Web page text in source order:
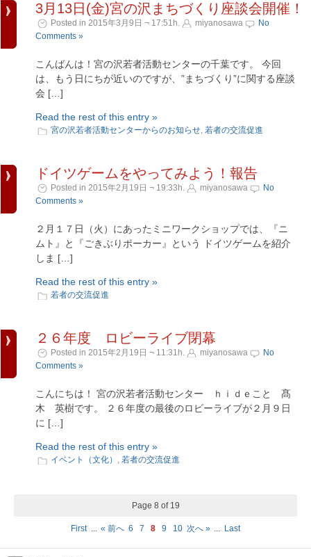
3月13日(金)宮の沢まちづくり座談会開催！
Posted in 2015年3月9日 ¬ 17:51h. miyanosawa
No
Comments »
こんばんは！宮の沢若者活動センターの千葉です。 今回
は、もう日にちが近いのですが、”まちづくり”に関する座談
会 […]
Read the rest of this entry »
宮の沢若者活動センターからのお知らせ, 若者の交流促進
ドイツゲームをやってみよう！報告
Posted in 2015年2月19日 ¬ 19:33h. miyanosawa
No
Comments »
２月１７日（火）にあったミニワークショップでは、『ニ
ムト』と『ごきぶりポーカー』という ドイツゲームを紹介
しま […]
Read the rest of this entry »
若者の交流促進
２６年度 ロビーライブ閉幕
Posted in 2015年2月19日 ¬ 11:31h. miyanosawa
No
Comments »
こんにちは！ 宮の沢若者活動センター ｈｉｄｅこと 髙
木 英樹です。 ２６年度の最後のロビーライブが２月９日
に […]
Read the rest of this entry »
イベント（文化） , 若者の交流促進
Page 8 of 19
First ... « 前へ 6 7 8 9 10 次へ » ... Last